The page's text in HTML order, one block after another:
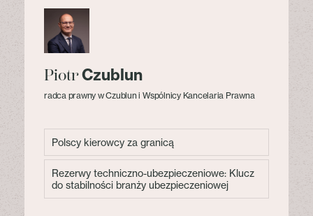
PiotrCzublun
radca prawny w Czublun i Wspólnicy Kancelaria Prawna
Polscy kierowcy za granicą
Rezerwy techniczno-ubezpieczeniowe: Klucz
do stabilności branży ubezpieczeniowej